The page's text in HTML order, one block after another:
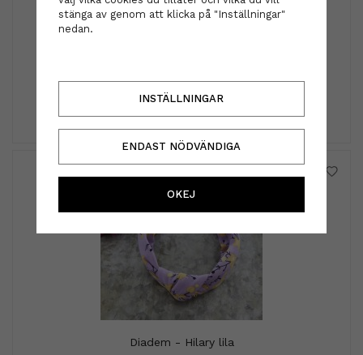
1 200 kr
Diadem - Hilary lila
stänga av genom att klicka på "Inställningar"
nedan.
INSTÄLLNINGAR
ENDAST NÖDVÄNDIGA
OKEJ